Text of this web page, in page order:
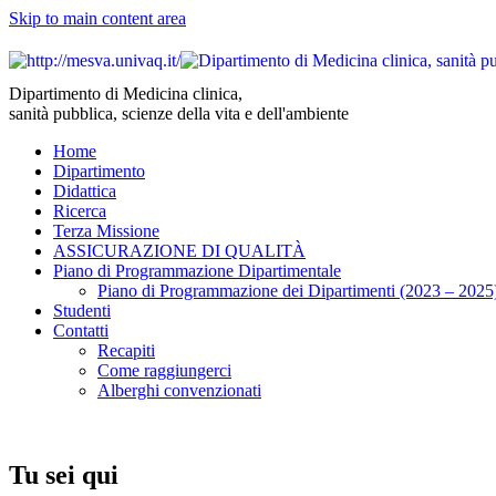
Skip to main content area
Dipartimento di Medicina clinica,
sanità pubblica, scienze della vita e dell'ambiente
Home
Dipartimento
Didattica
Ricerca
Terza Missione
ASSICURAZIONE DI QUALITÀ
Piano di Programmazione Dipartimentale
Piano di Programmazione dei Dipartimenti (2023 –
Studenti
Contatti
Recapiti
Come raggiungerci
Alberghi convenzionati
Tu sei qui